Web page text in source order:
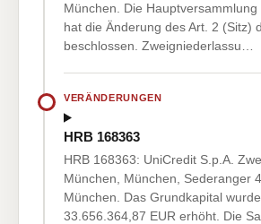
München. Die
hat die Änderung des Art. 2 (Sitz)
beschlossen. Zweigniederlassu…
VERÄNDERUNGEN
HRB 168363
HRB 168363: UniCredit S.p.A.
München, München, Sederanger
München. Das Grundkapital
33.656.364,87 EUR erhöht. Die